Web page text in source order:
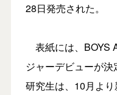
28日発売された。
表紙には、BOYS
ジャーデビューが
研究生は、10月よ